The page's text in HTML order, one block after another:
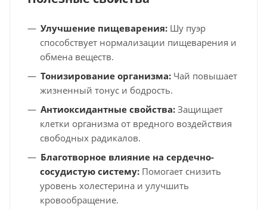
Улучшение пищеварения: Шу пуэр
способствует нормализации пищеварения и
обмена веществ.
Тонизирование организма: Чай повышает
жизненный тонус и бодрость.
Антиоксидантные свойства: Защищает
клетки организма от вредного воздействия
свободных радикалов.
Благотворное влияние на сердечно-
сосудистую систему: Помогает снизить
уровень холестерина и улучшить
кровообращение.